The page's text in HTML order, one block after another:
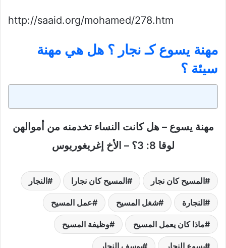
http://saaid.org/mohamed/278.htm
مهنة يسوع كـ نجار ؟ هل هي مهنة
سيئة ؟
مهنة يسوع – هل كانت النساء تخدمنه من أموالهن
لوقا 8: 3؟ – الأخ إغريغوريوس
المسيح كان نجار المسيح كان نجارا النجار
النجارة شغل المسيح عمل المسيح
ماذا كان يعمل المسيح وظيفة المسيح